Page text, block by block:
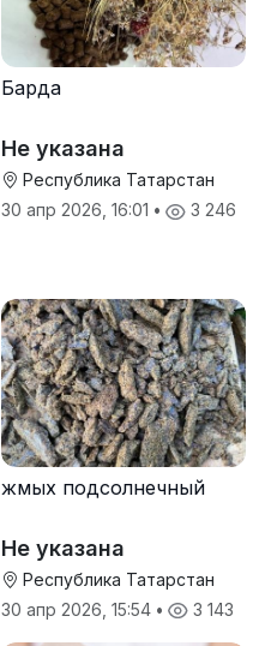
Барда
Не указана
Республика Татарстан
30 апр 2026, 16:01 • 3 246
жмых подсолнечный
Не указана
Республика Татарстан
30 апр 2026, 15:54 • 3 143